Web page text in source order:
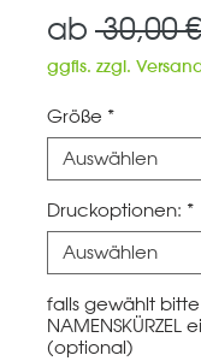
ab 30,00
ggfls. zzgl.
Größe *
Druckoptionen: *
falls gewählt
NAMENSKÜRZEL
(optional)